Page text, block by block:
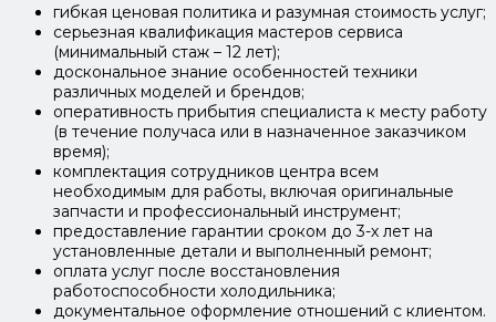
гибкая ценовая политика и разумная стоимость услуг;
серьезная квалификация мастеров сервиса
(минимальный стаж – 12 лет);
доскональное знание особенностей техники
различных моделей и брендов;
оперативность прибытия специалиста к месту работу
(в течение получаса или в назначенное заказчиком
время);
комплектация сотрудников центра всем
необходимым для работы, включая оригинальные
запчасти и профессиональный инструмент;
предоставление гарантии сроком до 3-х лет на
установленные детали и выполненный ремонт;
оплата услуг после восстановления
работоспособности холодильника;
документальное оформление отношений с клиентом.